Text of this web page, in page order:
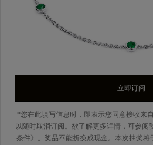
立即订阅
*您在此填写信息时，即表示您同意接收来
以随时取消订阅。欲了解更多详情，可参阅
条件》 。奖品不能折换成现金。本次抽奖将